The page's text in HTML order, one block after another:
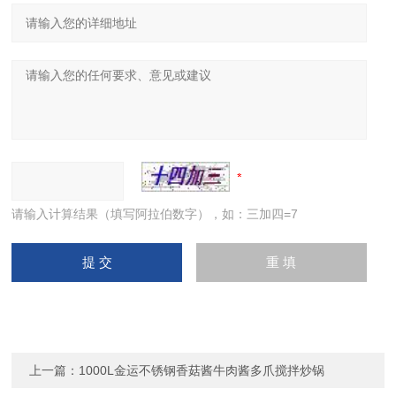
请输入计算结果（填写阿拉伯数字），如：三加四=7
上一篇： 1000L金运不锈钢香菇酱牛肉酱多爪搅拌炒锅